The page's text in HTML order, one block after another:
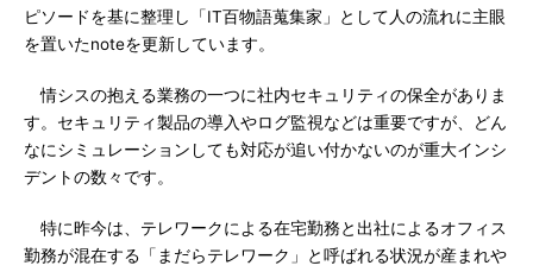
ピソードを基に整理し「IT百物語蒐集家」として人の流れに主眼
を置いたnoteを更新しています。
情シスの抱える業務の一つに社内セキュリティの保全がありま
す。セキュリティ製品の導入やログ監視などは重要ですが、どん
なにシミュレーションしても対応が追い付かないのが重大インシ
デントの数々です。
特に昨今は、テレワークによる在宅勤務と出社によるオフィス
勤務が混在する「まだらテレワーク」と呼ばれる状況が産まれや